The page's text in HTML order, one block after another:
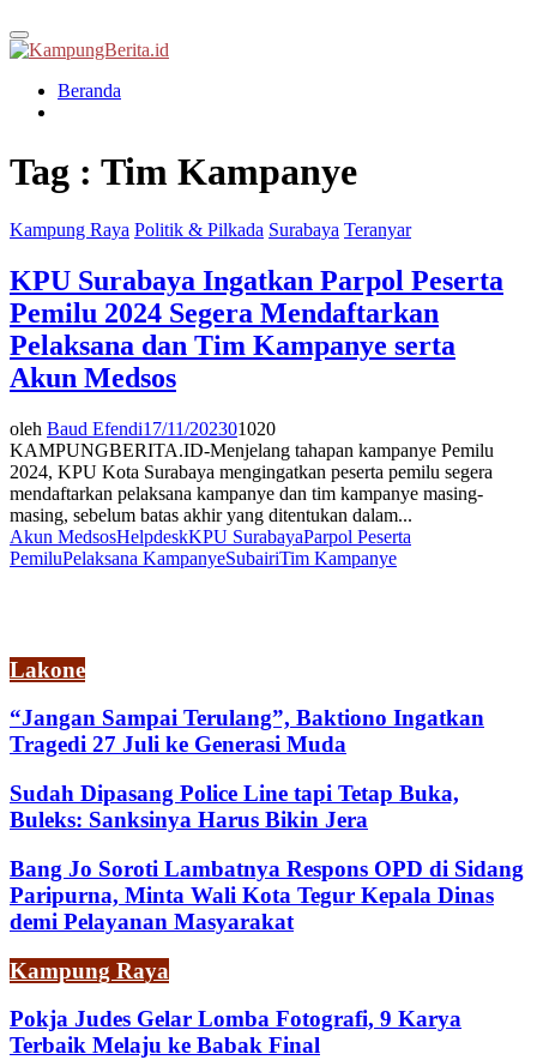
Primary
Menu
Beranda
Tag : Tim Kampanye
Kampung Raya Politik & Pilkada Surabaya Teranyar
KPU Surabaya Ingatkan Parpol Peserta
Pemilu 2024 Segera Mendaftarkan
Pelaksana dan Tim Kampanye serta
Akun Medsos
oleh Baud Efendi17/11/202301020
KAMPUNGBERITA.ID-Menjelang tahapan kampanye Pemilu
2024, KPU Kota Surabaya mengingatkan peserta pemilu segera
mendaftarkan pelaksana kampanye dan tim kampanye masing-
masing, sebelum batas akhir yang ditentukan dalam...
Akun MedsosHelpdeskKPU SurabayaParpol Peserta
PemiluPelaksana KampanyeSubairiTim Kampanye
Lakone
“Jangan Sampai Terulang”, Baktiono Ingatkan
Tragedi 27 Juli ke Generasi Muda
Sudah Dipasang Police Line tapi Tetap Buka,
Buleks: Sanksinya Harus Bikin Jera
Bang Jo Soroti Lambatnya Respons OPD di Sidang
Paripurna, Minta Wali Kota Tegur Kepala Dinas
demi Pelayanan Masyarakat
Kampung Raya
Pokja Judes Gelar Lomba Fotografi, 9 Karya
Terbaik Melaju ke Babak Final